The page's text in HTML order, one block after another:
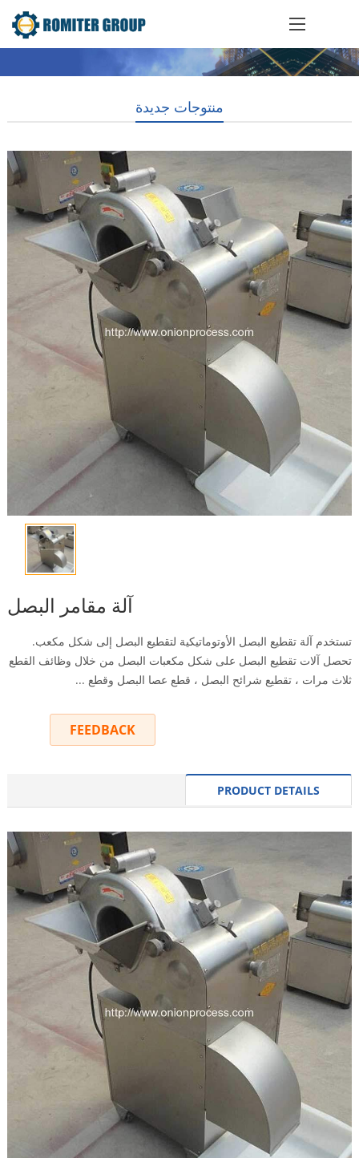
منتوجات جديدة
آلة مقامر البصل
تستخدم آلة تقطيع البصل الأوتوماتيكية لتقطيع البصل إلى شكل مكعب.
تحصل آلات تقطيع البصل على شكل مكعبات البصل من خلال وظائف القطع
ثلاث مرات ، تقطيع شرائح البصل ، قطع عصا البصل وقطع ...
FEEDBACK
PRODUCT DETAILS